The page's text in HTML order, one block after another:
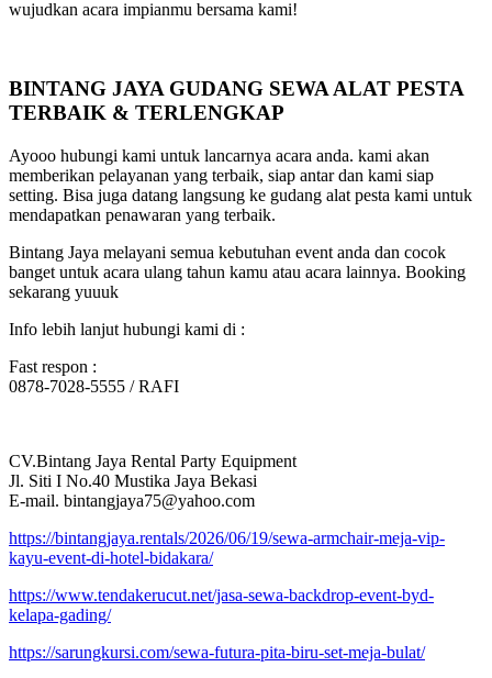
wujudkan acara impianmu bersama kami!
BINTANG JAYA GUDANG SEWA ALAT PESTA
TERBAIK & TERLENGKAP
Ayooo hubungi kami untuk lancarnya acara anda. kami akan
memberikan pelayanan yang terbaik, siap antar dan kami siap
setting. Bisa juga datang langsung ke gudang alat pesta kami untuk
mendapatkan penawaran yang terbaik.
Bintang Jaya melayani semua kebutuhan event anda dan cocok
banget untuk acara ulang tahun kamu atau acara lainnya. Booking
sekarang yuuuk
Info lebih lanjut hubungi kami di :
Fast respon :
0878-7028-5555 / RAFI
CV.Bintang Jaya Rental Party Equipment
Jl. Siti I No.40 Mustika Jaya Bekasi
E-mail. bintangjaya75@yahoo.com
https://bintangjaya.rentals/2026/06/19/sewa-armchair-meja-vip-
kayu-event-di-hotel-bidakara/
https://www.tendakerucut.net/jasa-sewa-backdrop-event-byd-
kelapa-gading/
https://sarungkursi.com/sewa-futura-pita-biru-set-meja-bulat/